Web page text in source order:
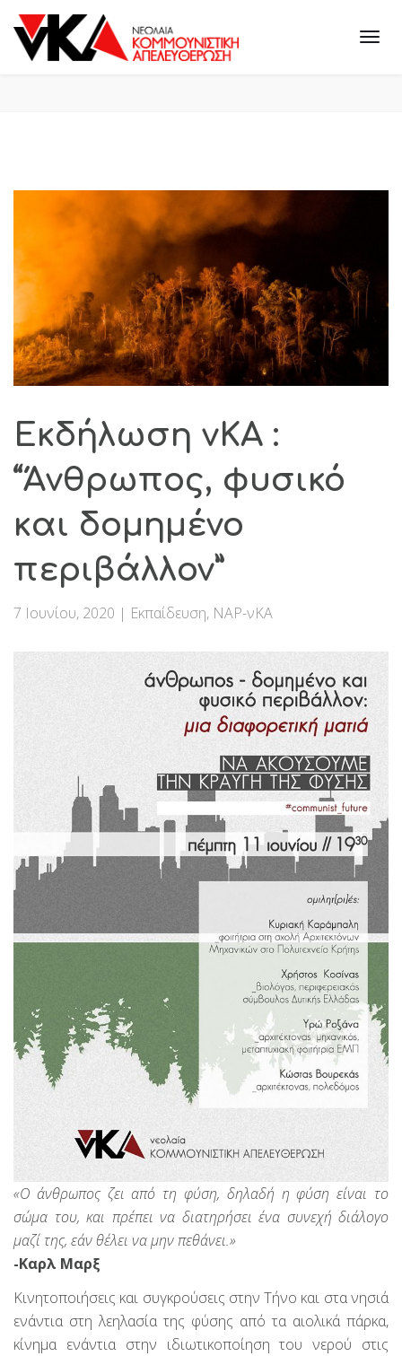
Εκδήλωση νΚΑ :
“Άνθρωπος, φυσικό
και δομημένο
περιβάλλον”
7 Ιουνίου, 2020 | Εκπαίδευση, ΝΑΡ-νΚΑ
«Ο άνθρωπος ζει από τη φύση, δηλαδή η φύση είναι το
σώμα του, και πρέπει να διατηρήσει ένα συνεχή διάλογο
μαζί της, εάν θέλει να μην πεθάνει.»
-Καρλ Μαρξ
Κινητοποιήσεις και συγκρούσεις στην Τήνο και στα νησιά
ενάντια στη λεηλασία της φύσης από τα αιολικά πάρκα,
κίνημα ενάντια στην ιδιωτικοποίηση του νερού στις